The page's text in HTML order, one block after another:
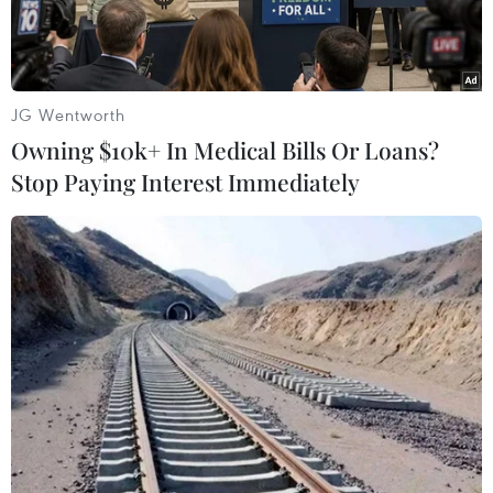
Ảnh minh họa. (Ảnh: Minh Sơn/Vietnam+)
Số liệu của Bộ Thông tin và Truyền thông cho
hay trong năm nay, doanh thu ngành thông tin
truyền thông đạt 3.462.170 tỷ đồng, cơ bản hoàn
thành 100% kế hoạch đặt ra và tăng trưởng 9%
so với năm 2020.
JG Wentworth
Owning $10k+ In Medical Bills Or Loans?
Stop Paying Interest Immediately